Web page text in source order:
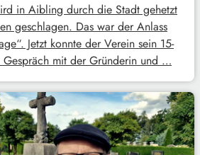
in Aibling durch die Stadt gehetzt
geschlagen. Das war der Anlass
Jetzt konnte der Verein sein 15-
Gespräch mit der Gründerin und …